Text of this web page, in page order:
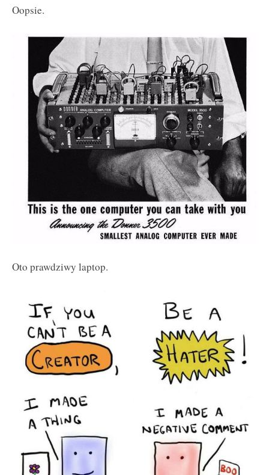
Oopsie.
Oto prawdziwy laptop.